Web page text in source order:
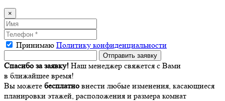
×
Принимаю Политику конфиденциальности
Спасибо за заявку! Наш менеджер свяжется с Вами
в ближайшее время!
Вы можете бесплатно внести любые изменения, касающиеся
планировки этажей, расположения и размера комнат